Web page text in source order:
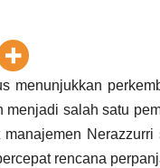
menunjukkan
salah satu
rencana